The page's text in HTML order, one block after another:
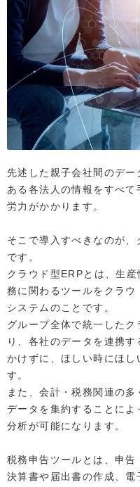
先述した親子会社間のデー
ある各法人の情報をすべ
労力がかかります。
そこで導入すべきなのが
です。
クラウド型ERPとは、生
務に関わるツールをクラ
システムのことです。
グループ全体で統一した
り、各社のデータを連携
かけずに、ほしい時にほし
す。
また、会計・税務関連の
データを集約することに
分析が可能になります。
税務申告ツールとは、申告
決算書や届出書の作成、